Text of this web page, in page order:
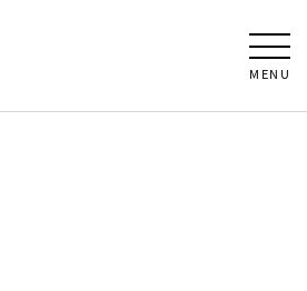
MENU